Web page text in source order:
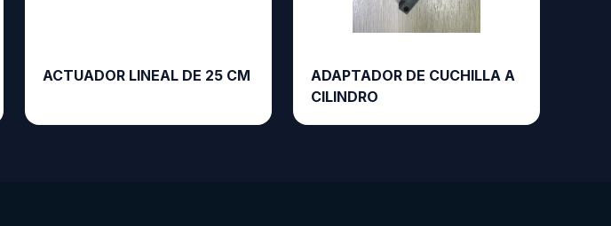
ACTUADOR LINEAL DE 25 CM
ADAPTADOR DE CUCHILLA A
CILINDRO